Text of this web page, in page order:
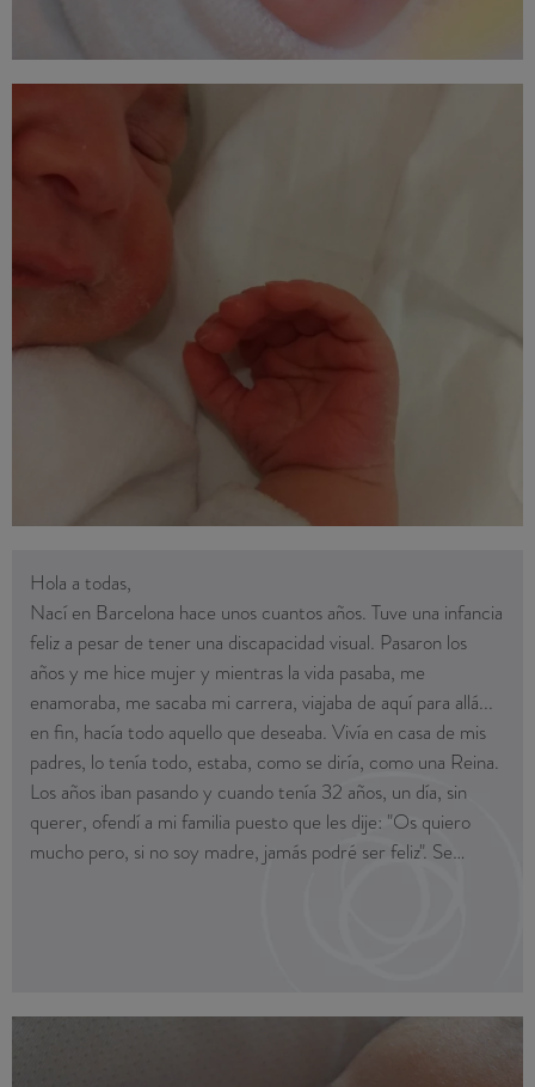
tratamiento FIV, gracias a la dedicacion, atencion y buen
hacer de la Dra. Molfino y el equipo, tenemos ahora nuestro
pequeño milagrito con nosotros, se llama Emma y ya tiene 16
Hola a todas,
Nací en Barcelona hace unos cuantos años. Tuve una infancia
feliz a pesar de tener una discapacidad visual. Pasaron los
años y me hice mujer y mientras la vida pasaba, me
enamoraba, me sacaba mi carrera, viajaba de aquí para allá...
en fin, hacía todo aquello que deseaba. Vivía en casa de mis
padres, lo tenía todo, estaba, como se diría, como una Reina.
Los años iban pasando y cuando tenía 32 años, un día, sin
querer, ofendí a mi familia puesto que les dije: "Os quiero
mucho pero, si no soy madre, jamás podré ser feliz". Se
decidí llamar al Instituto Cefer y pese al terrible miedo al
Martedì 6 febbraio è nato Mario. Sta benissimo ed è un